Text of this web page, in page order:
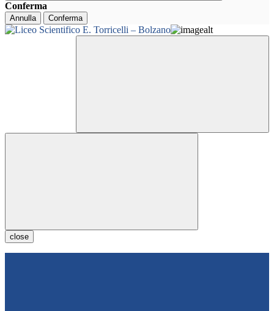
Conferma
Annulla Conferma
close